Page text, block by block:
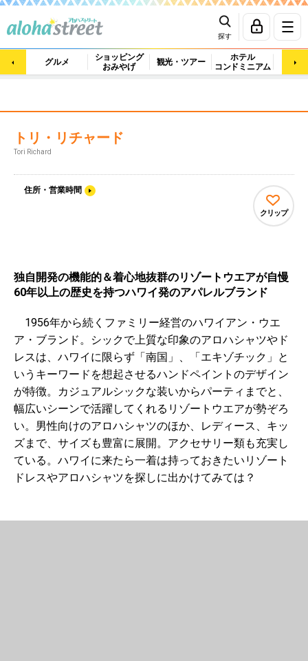
探す
グルメ
ショッピング
おみやげ
観光・ツアー
ホテル
コンドミニアム
マッ
トリ・リチャード
Tori Richard
住所・営業時間
クリップ
独自開発の機能的＆着心地抜群のリゾートウエアが自慢
60年以上の歴史を持つハワイ発のアパレルブランド
1956年から続くファミリー経営のハワイアン・ウエ
ア・ブランド。シックで上質な印象のアロハシャツやド
レスは、ハワイに限らず「南国」、「エキゾチック」と
いうキーワードを想起させるハンドペイントのデザイン
が特徴。カジュアルシックな装いからパーティまでと、
幅広いシーンで活躍してくれるリゾートウエアが勢ぞろ
い。男性向けのアロハシャツのほか、レディース、キッ
ズまで、サイズも豊富に展開。アクセサリー類も充実し
ている。ハワイに来たら一着は持っておきたいリゾート
ドレスやアロハシャツを探しに出かけてみては？